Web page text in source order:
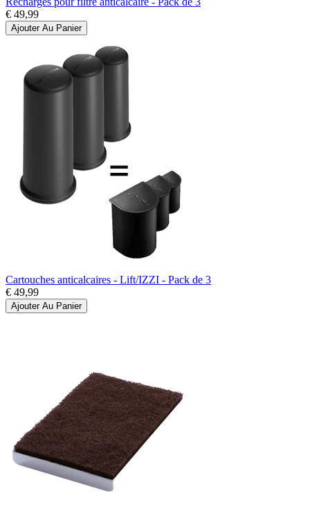
€ 49,99
Ajouter Au Panier
Cartouches anticalcaires - Lift/IZZI - Pack de 3
€ 49,99
Ajouter Au Panier